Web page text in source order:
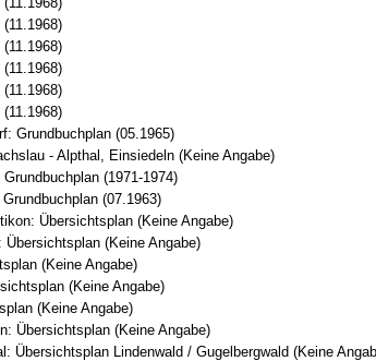
Grundbuchplan (05.1965)
- Alpthal, Einsiedeln (Keine Angabe)
(1971-1974)
(07.1963)
Übersichtsplan (Keine Angabe)
(Keine Angabe)
(Keine Angabe)
(Keine Angabe)
(Keine Angabe)
Übersichtsplan (Keine Angabe)
Übersichtsplan Lindenwald / Gugelbergwald (Keine